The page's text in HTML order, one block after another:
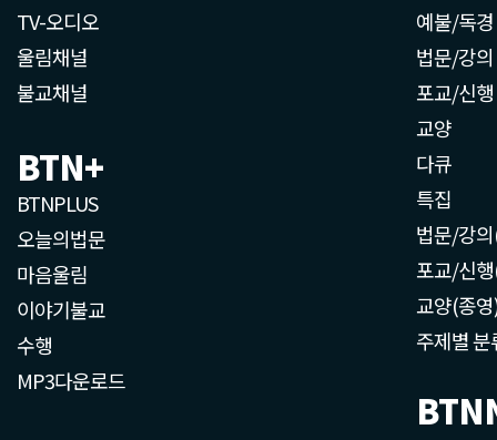
TV-오디오
울림채널
불교채널
BTN+
BTNPLUS
오늘의법문
마음울림
이야기불교
수행
MP3다운로드
예불/독경
법문/강의
포교/신행
교양
다큐
특집
법문/강
포교/신
교양(종
주제별 분